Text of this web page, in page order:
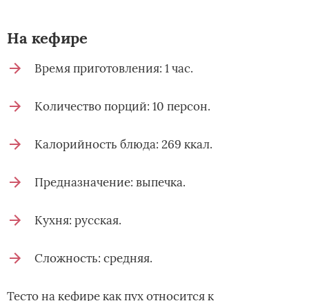
На кефире
Время приготовления: 1 час.
Количество порций: 10 персон.
Калорийность блюда: 269 ккал.
Предназначение: выпечка.
Кухня: русская.
Сложность: средняя.
Тесто на кефире как пух относится к